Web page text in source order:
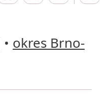
• okres Brno-